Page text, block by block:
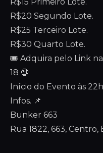
R$20 Segundo Lote.
R$25 Terceiro Lote.
R$30 Quarto Lote.
🎟️ Adquira pelo Link
18 🔞
Início do Evento às
Infos. 📌
Bunker 663
Rua 1822, 663, Centro,